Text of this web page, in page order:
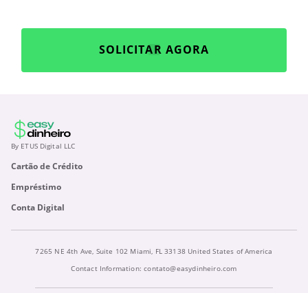
SOLICITAR AGORA
By ETUS Digital LLC
Cartão de Crédito
Empréstimo
Conta Digital
7265 NE 4th Ave, Suite 102 Miami, FL 33138 United States of America
Contact Information:contato@easydinheiro.com